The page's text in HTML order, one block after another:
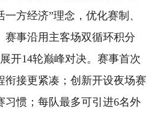
方经济”理念，优化赛制、
赛事沿用主客场双循环积分
开14轮巅峰对决。赛事首次
衔接更紧凑；创新开设夜场赛
习惯；每队最多可引进6名外